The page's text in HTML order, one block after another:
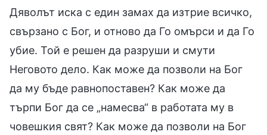
Дяволът иска с един замах да изтрие всичко,
свързано с Бог, и отново да Го омърси и да Го
убие. Той е решен да разруши и смути
Неговото дело. Как може да позволи на Бог
да му бъде равнопоставен? Как може да
търпи Бог да се „намесва“ в работата му в
човешкия свят? Как може да позволи на Бог